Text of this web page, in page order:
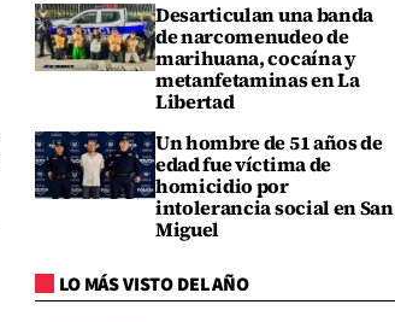
Desarticulan una banda
de narcomenudeo de
marihuana, cocaína y
metanfetaminas en La
Libertad
Un hombre de 51 años de
edad fue víctima de
homicidio por
intolerancia social en San
Miguel
LO MÁS VISTO DEL AÑO